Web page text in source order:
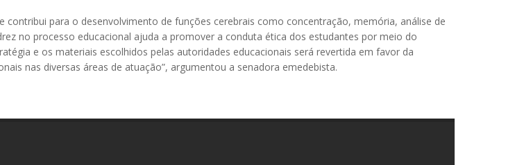
para o desenvolvimento de funções cerebrais como concentração, memória, análise de
no processo educacional ajuda a promover a conduta ética dos estudantes por meio do
e os materiais escolhidos pelas autoridades educacionais será revertida em favor da
nas diversas áreas de atuação”, argumentou a senadora emedebista.